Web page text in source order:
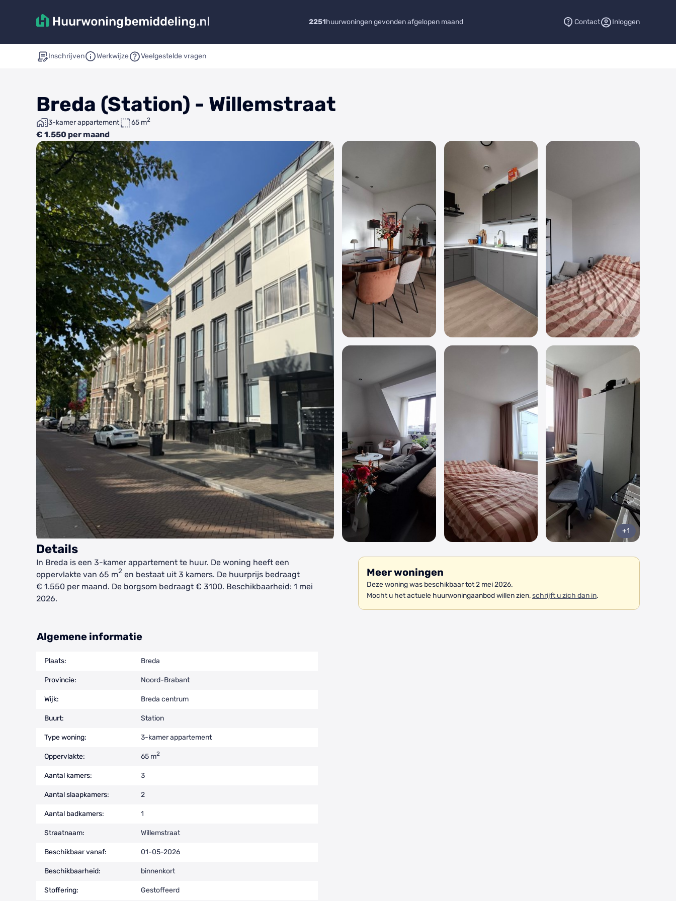
2251huurwoningen gevonden afgelopen maand Contact Inloggen
Inschrijven Werkwijze Veelgestelde vragen
Breda (Station) - Willemstraat
3-kamer appartement 65 m2
€ 1.550 per maand
+1
Details
In Breda is een 3-kamer appartement te huur. De woning heeft een
oppervlakte van 65 m2 en bestaat uit 3 kamers. De huurprijs bedraagt
€ 1.550 per maand. De borgsom bedraagt € 3100. Beschikbaarheid: 1 mei
2026.
Meer woningen
Deze woning was beschikbaar tot 2 mei 2026.
Mocht u het actuele huurwoningaanbod willen zien,schrijft u zich dan in.
Algemene informatie
Plaats: Breda
Provincie: Noord-Brabant
Wijk: Breda centrum
Buurt: Station
Type woning: 3-kamer appartement
Oppervlakte: 65 m2
Aantal kamers: 3
Aantal slaapkamers: 2
Aantal badkamers: 1
Straatnaam: Willemstraat
Beschikbaar vanaf: 01-05-2026
Beschikbaarheid: binnenkort
Stoffering: Gestoffeerd